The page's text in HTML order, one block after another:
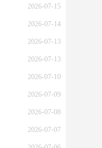
2026-07-15
2026-07-14
2026-07-13
2026-07-13
2026-07-10
2026-07-09
2026-07-08
2026-07-07